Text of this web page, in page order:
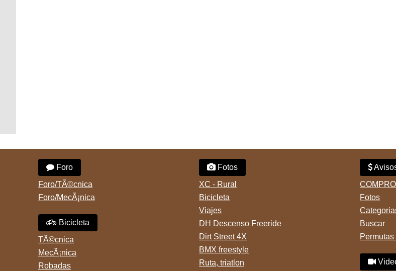
Foro
Foro/TÃ©cnica
Foro/MecÃ¡nica
Bicicleta
TÃ©cnica
MecÃ¡nica
Robadas
Fotos
XC - Rural
Bicicleta
Viajes
DH Descenso Freeride
Dirt Street 4X
BMX freestyle
Ruta, triatlon
COMPRO
Fotos
Buscar